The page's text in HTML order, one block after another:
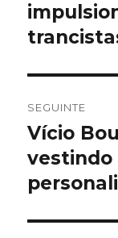
artigos
anterior:
SEGUINTE
Artigo
seguinte:
Vício
vestindo